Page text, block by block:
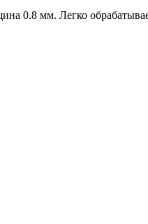
0.8 мм. Легко